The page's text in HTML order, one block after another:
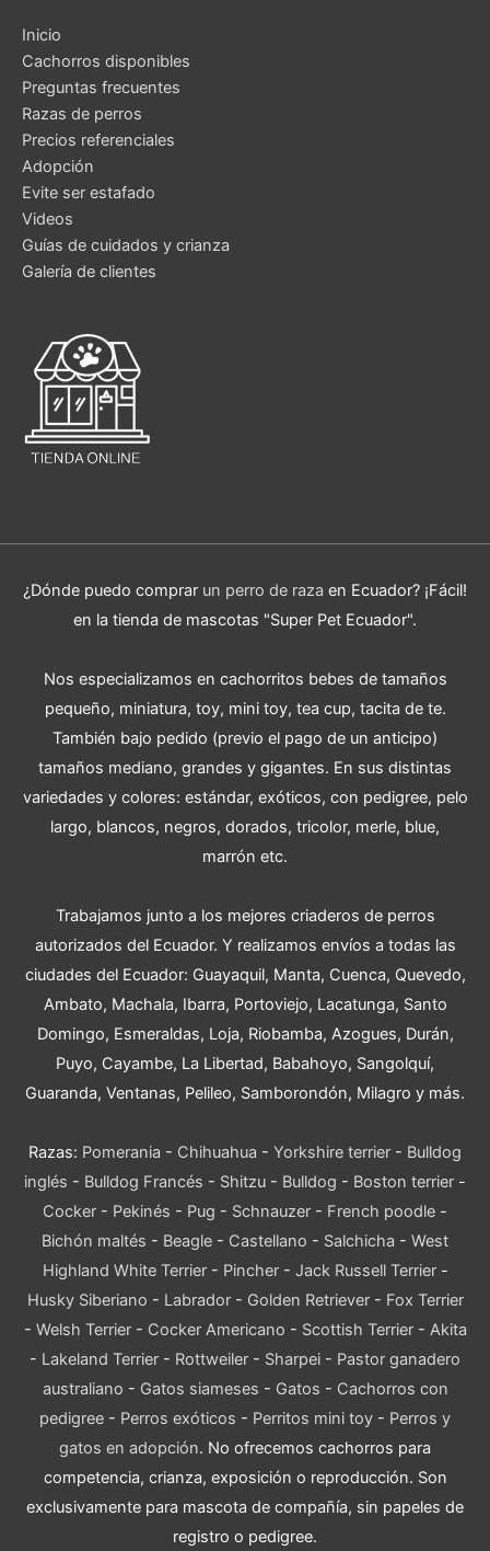
Inicio
Cachorros disponibles
Preguntas frecuentes
Razas de perros
Precios referenciales
Adopción
Evite ser estafado
Videos
Guías de cuidados y crianza
Galería de clientes
¿Dónde puedo comprar un perro de raza en Ecuador? ¡Fácil!
en la tienda de mascotas "Super Pet Ecuador".
Nos especializamos en cachorritos bebes de tamaños
pequeño, miniatura, toy, mini toy, tea cup, tacita de te.
También bajo pedido (previo el pago de un anticipo)
tamaños mediano, grandes y gigantes. En sus distintas
variedades y colores: estándar, exóticos, con pedigree, pelo
largo, blancos, negros, dorados, tricolor, merle, blue,
marrón etc.
Trabajamos junto a los mejores criaderos de perros
autorizados del Ecuador. Y realizamos envíos a todas las
ciudades del Ecuador: Guayaquil, Manta, Cuenca, Quevedo,
Ambato, Machala, Ibarra, Portoviejo, Lacatunga, Santo
Domingo, Esmeraldas, Loja, Riobamba, Azogues, Durán,
Puyo, Cayambe, La Libertad, Babahoyo, Sangolquí,
Guaranda, Ventanas, Pelileo, Samborondón, Milagro y más.
Razas: Pomerania - Chihuahua - Yorkshire terrier - Bulldog
inglés - Bulldog Francés - Shitzu - Bulldog - Boston terrier -
Cocker - Pekinés - Pug - Schnauzer - French poodle -
Bichón maltés - Beagle - Castellano - Salchicha - West
Highland White Terrier- Pincher- Jack Russell Terrier-
Husky Siberiano - Labrador- Golden Retriever- Fox Terrier
- Welsh Terrier- Cocker Americano - Scottish Terrier- Akita
- Lakeland Terrier - Rottweiler - Sharpei - Pastor ganadero
australiano - Gatos siameses - Gatos - Cachorros con
pedigree - Perros exóticos - Perritos mini toy - Perros y
gatos en adopción. No ofrecemos cachorros para
competencia, crianza, exposición o reproducción. Son
exclusivamente para mascota de compañía, sin papeles de
registro o pedigree.